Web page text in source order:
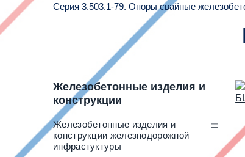
Серия 3.503.1-79. Опоры свайные
Железобетонные изделия и
конструкции
Железобетонные изделия и
конструкции железнодорожной
инфрастуктуры